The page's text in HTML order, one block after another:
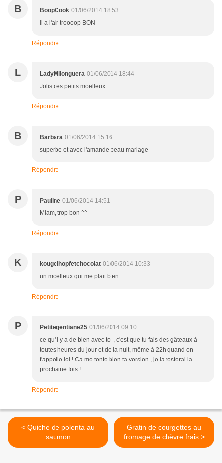
B BoopCook 01/06/2014 18:53
il a l'air troooop BON
Répondre
L LadyMilonguera 01/06/2014 18:44
Jolis ces petits moelleux...
Répondre
B Barbara 01/06/2014 15:16
superbe et avec l'amande beau mariage
Répondre
P Pauline 01/06/2014 14:51
Miam, trop bon ^^
Répondre
K kougelhopfetchocolat 01/06/2014 10:33
un moelleux qui me plait bien
Répondre
P Petitegentiane25 01/06/2014 09:10
ce qu'il y a de bien avec toi , c'est que tu fais des gâteaux à
toutes heures du jour et de la nuit, même à 22h quand on
t'appelle lol ! Ca me tente bien ta version , je la testerai la
prochaine fois !
Répondre
< Quiche de polenta au
saumon
Gratin de courgettes au
fromage de chèvre frais >